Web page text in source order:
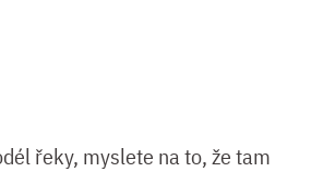
řeky, myslete na to, že tam